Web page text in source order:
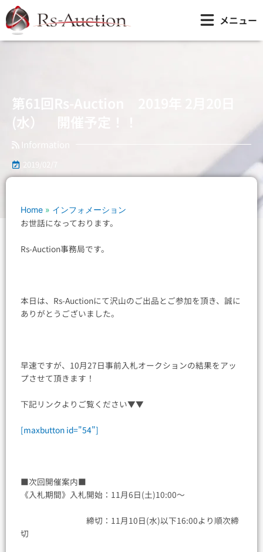
容
ス
メニュー
第61回Rs-Auction 2019年 2月20日(水） 開催予定！！
第61回Rs-Auction 2019年 2月20日
(水） 開催予定！！
Information
2019/02/7
Home » インフォメーション
お世話になっております。
Rs-Auction事務局です。
本日は、Rs-Auctionにて沢山のご出品とご参加を頂き、誠に
ありがとうございました。
早速ですが、10月27日事前入札オークションの結果をアッ
プさせて頂きます！
下記リンクよりご覧ください▼▼
[maxbutton id="54"]
■次回開催案内■
《入札期間》入札開始：11月6日(土)10:00〜
締切：11月10日(水)以下16:00より順次締
切